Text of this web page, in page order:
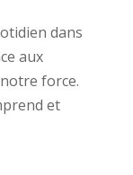
dans
aux
force.
et